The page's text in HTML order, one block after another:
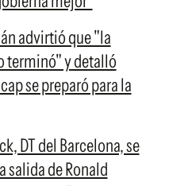
advirtió que "la
terminó" y detalló
se preparó para la
DT del Barcelona, se
salida de Ronald